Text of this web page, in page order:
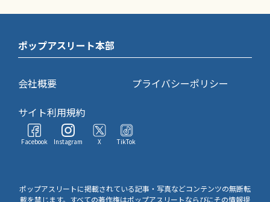
ポップアスリート本部
会社概要
プライバシーポリシー
サイト利用規約
Facebook Instagram X TikTok
ポップアスリートに掲載されている記事・写真などコンテンツの無断転
載を禁じます。すべての著作権はポップアスリートならびにその情報提